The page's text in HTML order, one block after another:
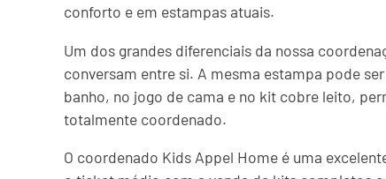
conforto e em estampas atuais.
Um dos grandes diferenciais da nossa
conversam entre si. A mesma estampa pode
banho, no jogo de cama e no kit cobre leito,
totalmente coordenado.
O coordenado Kids Appel Home é uma